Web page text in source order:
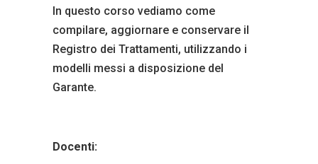
In questo corso vediamo come
compilare, aggiornare e conservare il
Registro dei Trattamenti, utilizzando i
modelli messi a disposizione del
Garante.
Docenti: